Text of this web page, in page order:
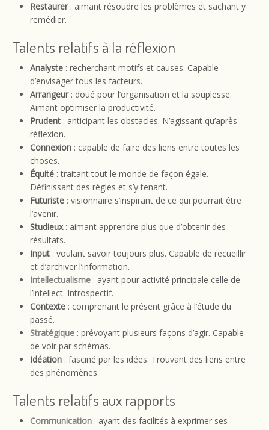
Restaurer : aimant résoudre les problèmes et sachant y
remédier.
Talents relatifs à la réflexion
Analyste : recherchant motifs et causes. Capable
d’envisager tous les facteurs.
Arrangeur: doué pour l’organisation et la souplesse.
Aimant optimiser la productivité.
Prudent : anticipant les obstacles. N’agissant qu’après
réflexion.
Connexion : capable de faire des liens entre toutes les
choses.
Équité : traitant tout le monde de façon égale.
Définissant des règles et s’y tenant.
Futuriste : visionnaire s’inspirant de ce qui pourrait être
l’avenir.
Studieux: aimant apprendre plus que d’obtenir des
résultats.
Input : voulant savoir toujours plus. Capable de recueillir
et d’archiver l’information.
Intellectualisme : ayant pour activité principale celle de
l’intellect. Introspectif.
Contexte : comprenant le présent grâce à l’étude du
passé.
Stratégique : prévoyant plusieurs façons d’agir. Capable
de voir par schémas.
Idéation : fasciné par les idées. Trouvant des liens entre
des phénomènes.
Talents relatifs aux rapports
Communication : ayant des facilités à exprimer ses